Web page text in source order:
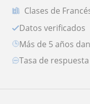
Clases de
Datos verificados
más de 5 años
Tasa de respuesta